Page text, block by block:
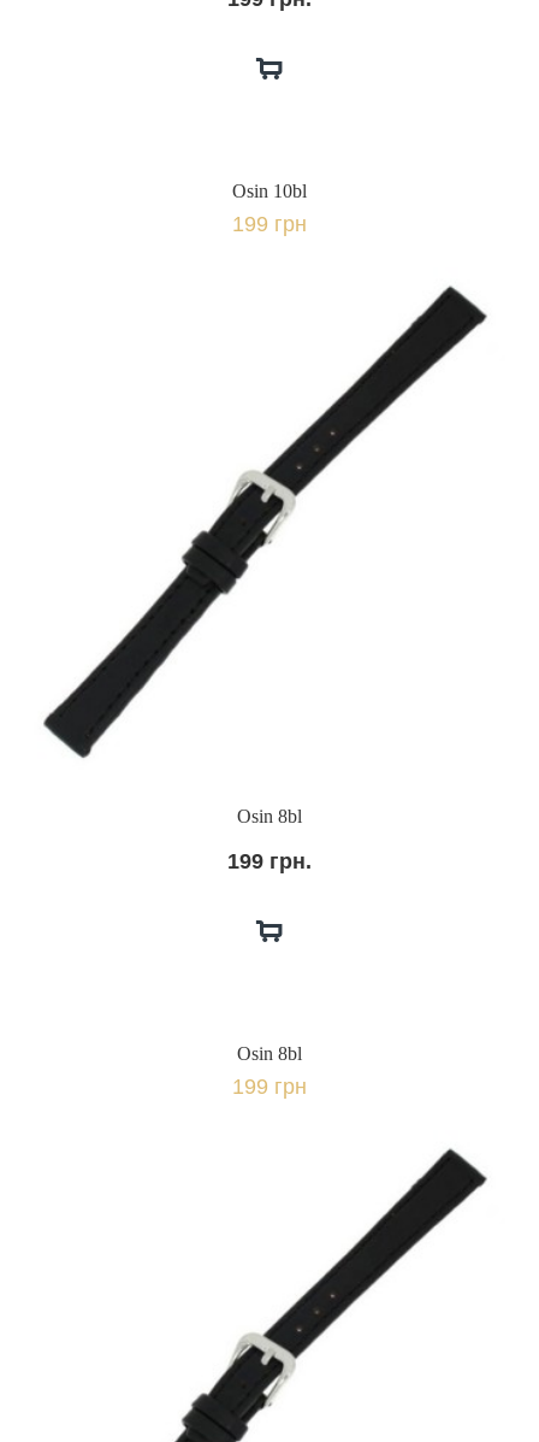
Osin 10bl
199 грн
Osin 8bl
199 грн.
Osin 8bl
199 грн